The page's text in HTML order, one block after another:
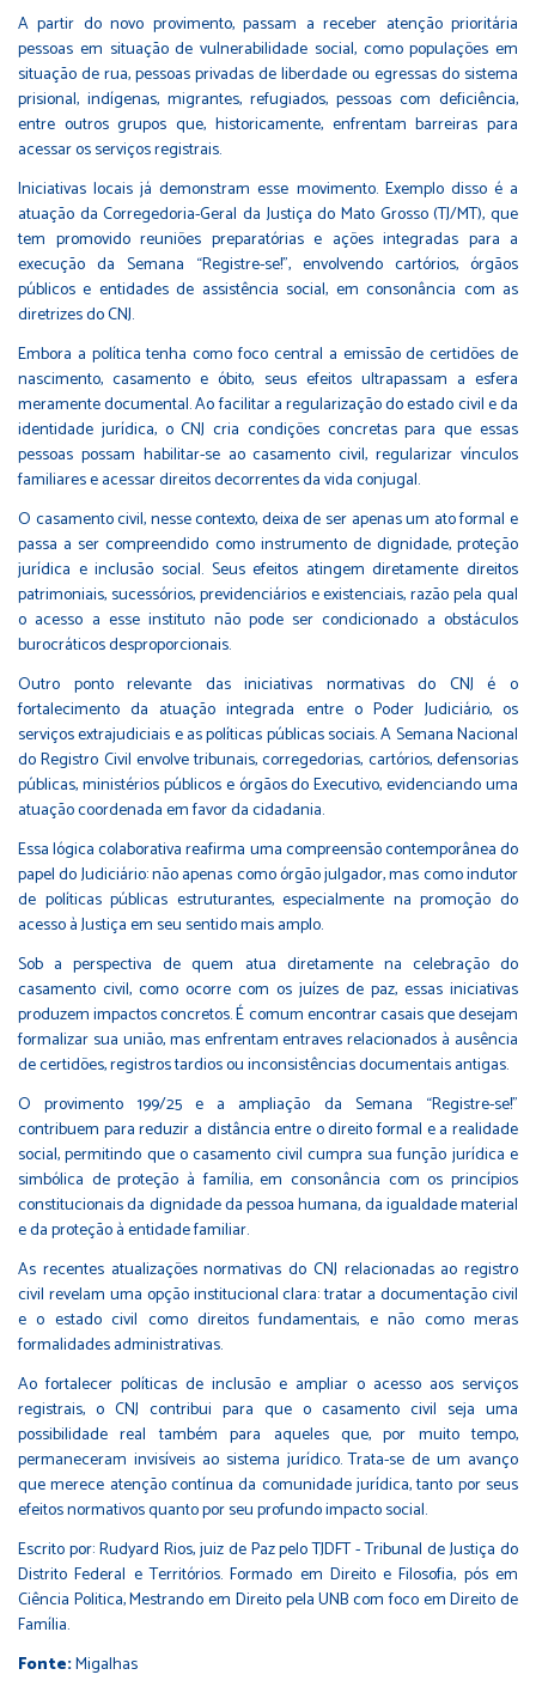
A partir do novo provimento, passam a receber atenção prioritária
pessoas em situação de vulnerabilidade social, como populações em
situação de rua, pessoas privadas de liberdade ou egressas do sistema
prisional, indígenas, migrantes, refugiados, pessoas com deficiência,
entre outros grupos que, historicamente, enfrentam barreiras para
acessar os serviços registrais.
Iniciativas locais já demonstram esse movimento. Exemplo disso é a
atuação da Corregedoria-Geral da Justiça do Mato Grosso (TJ/MT), que
tem promovido reuniões preparatórias e ações integradas para a
execução da Semana “Registre-se!”, envolvendo cartórios, órgãos
públicos e entidades de assistência social, em consonância com as
diretrizes do CNJ.
Embora a política tenha como foco central a emissão de certidões de
nascimento, casamento e óbito, seus efeitos ultrapassam a esfera
meramente documental. Ao facilitar a regularização do estado civil e da
identidade jurídica, o CNJ cria condições concretas para que essas
pessoas possam habilitar-se ao casamento civil, regularizar vínculos
familiares e acessar direitos decorrentes da vida conjugal.
O casamento civil, nesse contexto, deixa de ser apenas um ato formal e
passa a ser compreendido como instrumento de dignidade, proteção
jurídica e inclusão social. Seus efeitos atingem diretamente direitos
patrimoniais, sucessórios, previdenciários e existenciais, razão pela qual
o acesso a esse instituto não pode ser condicionado a obstáculos
burocráticos desproporcionais.
Outro ponto relevante das iniciativas normativas do CNJ é o
fortalecimento da atuação integrada entre o Poder Judiciário, os
serviços extrajudiciais e as políticas públicas sociais. A Semana Nacional
do Registro Civil envolve tribunais, corregedorias, cartórios, defensorias
públicas, ministérios públicos e órgãos do Executivo, evidenciando uma
atuação coordenada em favor da cidadania.
Essa lógica colaborativa reafirma uma compreensão contemporânea do
papel do Judiciário: não apenas como órgão julgador, mas como indutor
de políticas públicas estruturantes, especialmente na promoção do
acesso à Justiça em seu sentido mais amplo.
Sob a perspectiva de quem atua diretamente na celebração do
casamento civil, como ocorre com os juízes de paz, essas iniciativas
produzem impactos concretos. É comum encontrar casais que desejam
formalizar sua união, mas enfrentam entraves relacionados à ausência
de certidões, registros tardios ou inconsistências documentais antigas.
O provimento 199/25 e a ampliação da Semana “Registre-se!”
contribuem para reduzir a distância entre o direito formal e a realidade
social, permitindo que o casamento civil cumpra sua função jurídica e
simbólica de proteção à família, em consonância com os princípios
constitucionais da dignidade da pessoa humana, da igualdade material
e da proteção à entidade familiar.
As recentes atualizações normativas do CNJ relacionadas ao registro
civil revelam uma opção institucional clara: tratar a documentação civil
e o estado civil como direitos fundamentais, e não como meras
formalidades administrativas.
Ao fortalecer políticas de inclusão e ampliar o acesso aos serviços
registrais, o CNJ contribui para que o casamento civil seja uma
possibilidade real também para aqueles que, por muito tempo,
permaneceram invisíveis ao sistema jurídico. Trata-se de um avanço
que merece atenção contínua da comunidade jurídica, tanto por seus
efeitos normativos quanto por seu profundo impacto social.
Escrito por: Rudyard Rios, juiz de Paz pelo TJDFT - Tribunal de Justiça do
Distrito Federal e Territórios. Formado em Direito e Filosofia, pós em
Ciência Politica, Mestrando em Direito pela UNB com foco em Direito de
Família.
Fonte:Migalhas